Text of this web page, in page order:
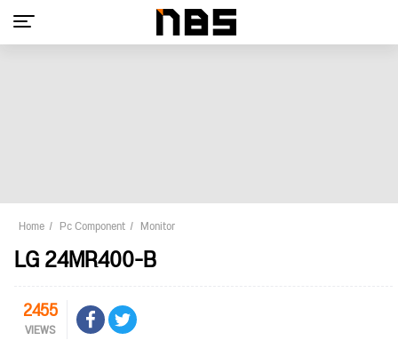
Home Pc Component Monitor
LG 24MR400-B
2455
VIEWS